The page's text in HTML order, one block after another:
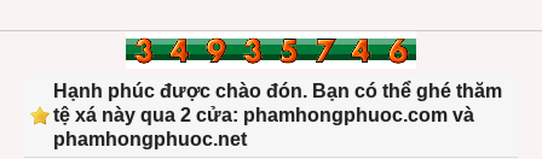
Hạnh phúc được chào đón. Bạn có thể ghé thăm
tệ xá này qua 2 cửa: phamhongphuoc.com và
phamhongphuoc.net